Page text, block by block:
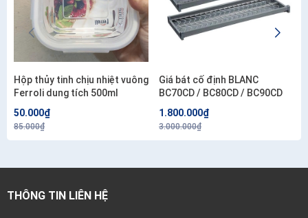
Hộp thủy tinh chịu nhiệt vuông
Ferroli dung tích 500ml
50.000₫
85.000₫
Giá bát cố định BLANC
BC70CD / BC80CD / BC90CD
1.800.000₫
3.000.000₫
THÔNG TIN LIÊN HỆ